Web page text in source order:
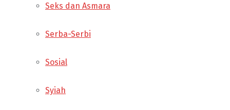
Seks dan Asmara
Serba-Serbi
Sosial
Syiah